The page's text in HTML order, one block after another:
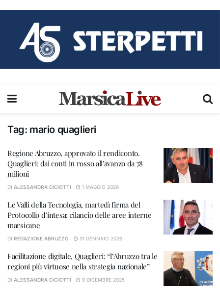
Tag: mario quaglieri
Regione Abruzzo, approvato il rendiconto.
Quaglieri: dai conti in rosso all’avanzo da 78
milioni
DI ALESSANDRA CICIOTTI 1 MAGGIO 2026
Le Valli della Tecnologia, martedì firma del
Protocollo d’intesa: rilancio delle aree interne
marsicane
DI REDAZIONE ABRUZZO 31 GENNAIO 2026
Facilitazione digitale, Quaglieri: “l’Abruzzo tra le
regioni più virtuose nella strategia nazionale”
DI ALESSANDRA CICIOTTI 9 DICEMBRE 2025